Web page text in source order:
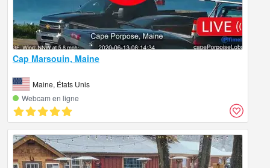
Cap Marsouin, Maine
Maine, États Unis
Webcam en ligne